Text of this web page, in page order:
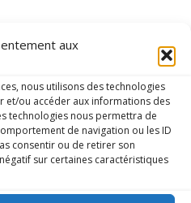
aux
nous utilisons des technologies
et/ou accéder aux informations des
technologies nous permettra de
de navigation ou les ID
consentir ou de retirer son
sur certaines caractéristiques